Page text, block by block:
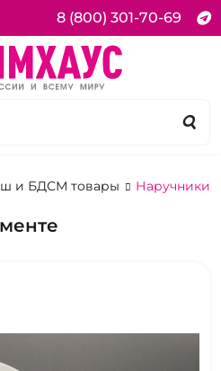
8 (800) 301-70-69
и БДСМ товары Наручники